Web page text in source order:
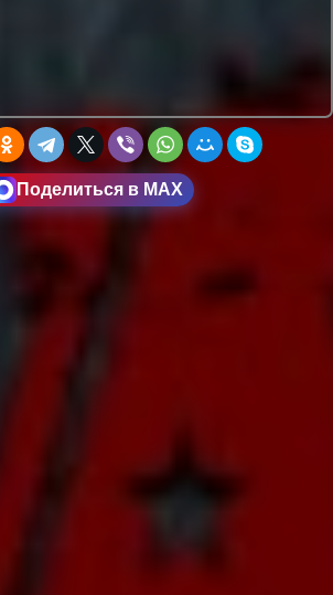
Поделиться в MAX